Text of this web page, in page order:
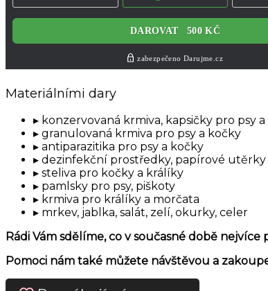
Materiálními dary
konzervovaná krmiva, kapsičky pro psy
granulovaná krmiva pro psy a kočky
antiparazitika pro psy a kočky
dezinfekční prostředky, papírové utěrky
steliva pro kočky a králíky
pamlsky pro psy, piškoty
krmiva pro králíky a morčata
mrkev, jablka, salát, zelí, okurky, celer
Rádi Vám sdělíme, co v současné době nejvíce
Pomoci nám také můžete návštěvou a